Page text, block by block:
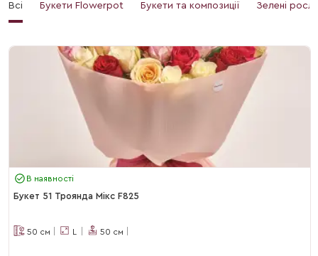
Всі Букети Flowerpot Букети та композиції Зелені
В наявності
Букет 51 Троянда Мікс F825
50 см L 50 см